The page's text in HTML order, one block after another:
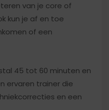
van je core of
kun je af en toe
of een
45 tot 60 minuten en
ervaren trainer die
en een